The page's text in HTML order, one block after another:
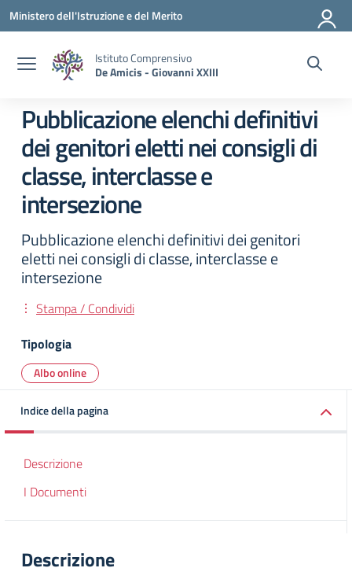
Vai ai contenuti
Vai al menu di navigazione
Vai al footer
Ministero dell'Istruzione e del Merito
Istituto Comprensivo
De Amicis - Giovanni XXIII
Pubblicazione elenchi definitivi
dei genitori eletti nei consigli di
classe, interclasse e
intersezione
Pubblicazione elenchi definitivi dei genitori
eletti nei consigli di classe, interclasse e
intersezione
Stampa / Condividi
Tipologia
Albo online
Indice della pagina
Descrizione
I Documenti
Descrizione